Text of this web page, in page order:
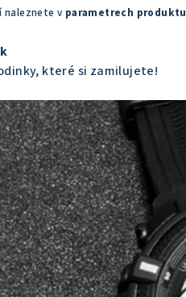
naleznete v parametrech produktu
které si zamilujete!